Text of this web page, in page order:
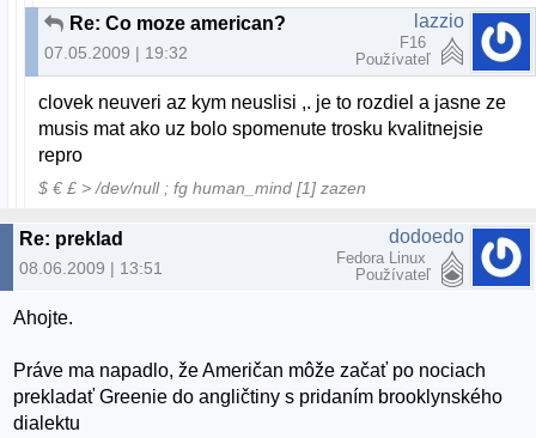
Re: Co moze american?
07.05.2009 | 19:32
lazzio
F16
Používateľ
clovek neuveri az kym neuslisi ,. je to rozdiel a jasne ze
musis mat ako uz bolo spomenute trosku kvalitnejsie
repro
$ € £ > /dev/null ; fg human_mind [1] zazen
Re: preklad
08.06.2009 | 13:51
dodoedo
Fedora Linux
Používateľ
Ahojte.
Práve ma napadlo, že Američan môže začať po nociach
prekladať Greenie do angličtiny s pridaním brooklynského
dialektu